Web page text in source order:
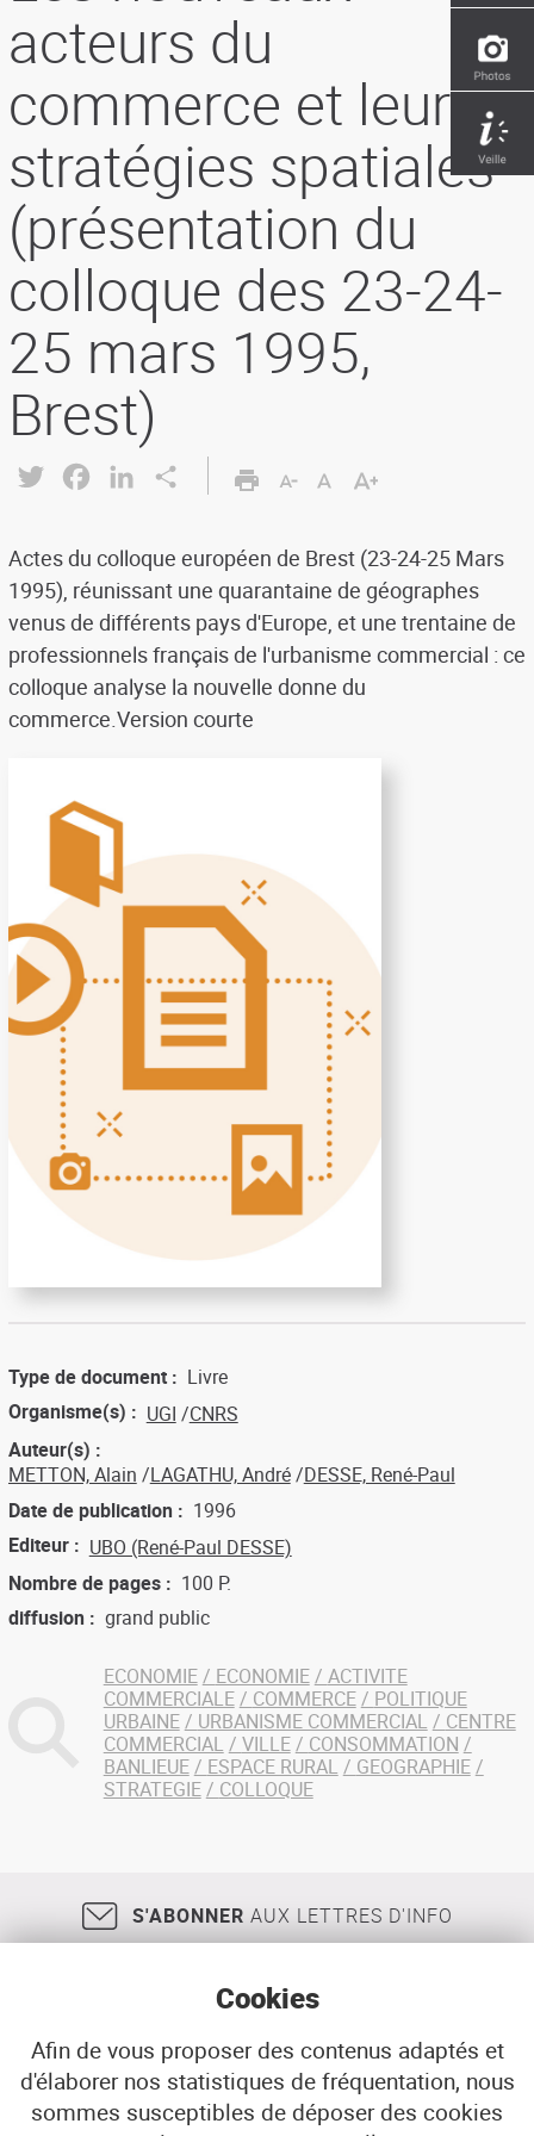
acteurs du
commerce et leurs
stratégies spatiales
(présentation du
colloque des 23-24-
25 mars 1995,
Brest)
Twitter FacebookLinkedIn
Actes du colloque européen de Brest (23-24-25 Mars
1995), réunissant une quarantaine de géographes
venus de différents pays d'Europe, et une trentaine de
professionnels français de l'urbanisme commercial : ce
colloque analyse la nouvelle donne du
commerce.Version courte
Type de document
Livre
Organisme(s)
UGI CNRS
Auteur(s)
METTON, Alain LAGATHU, André DESSE, René-Paul
Date de publication
1996
Editeur
UBO (René-Paul DESSE)
Nombre de pages
100 P.
diffusion
grand public
ECONOMIE ECONOMIE
ACTIVITE
COMMERCIALE
COMMERCE
POLITIQUE
URBAINE
URBANISME COMMERCIAL
CENTRE
COMMERCIAL
VILLE
CONSOMMATION
BANLIEUE
ESPACE RURAL
GEOGRAPHIE
STRATEGIE
COLLOQUE
S'ABONNER AUX LETTRES D'INFO
18, rue Jean Jaurès 29200 BREST
02 98 33 51 71
CONTACT
Cookies
Afin de vous proposer des contenus adaptés et
d'élaborer nos statistiques de fréquentation, nous
sommes susceptibles de déposer des cookies